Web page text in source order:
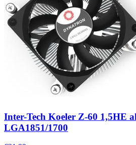
Inter-Tech Koeler Z-60 1,5HE
LGA1851/1700